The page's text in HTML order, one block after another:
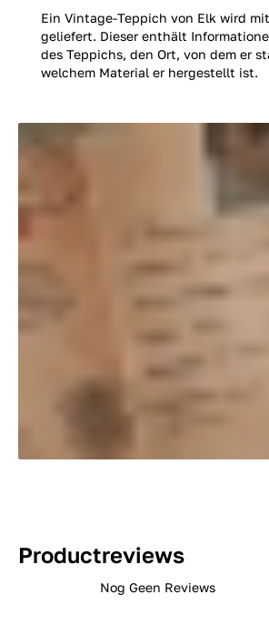
Ein Vintage-Teppich von Elk wird
geliefert. Dieser enthält
des Teppichs, den Ort, von dem er
welchem Material er hergestellt ist.
Productreviews
Nog Geen Reviews